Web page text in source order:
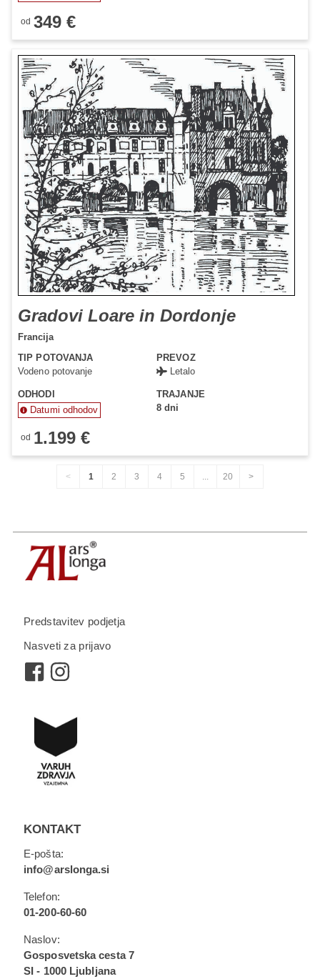
Status je informativen. Lahko se spremeni glede na dinamiko
od 349 €
Gradovi Loare in Dordonje
Francija
TIP POTOVANJA
Vodeno potovanje
PREVOZ
Letalo
ODHODI
Datumi odhodov
Status je informativen. Lahko se spremeni glede na dinamiko
TRAJANJE
8 dni
od 1.199 €
pageYou're
1
page
2
page
3
page
4
page
5
page
...
page
20
Predstavitev podjetja
Nasveti za prijavo
KONTAKT
E-pošta:
info@arslonga.si
Telefon:
01-200-60-60
Naslov:
Gosposvetska cesta 7
SI - 1000 Ljubljana